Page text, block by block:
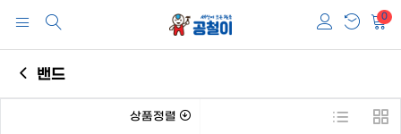
0
밴드
상품정렬